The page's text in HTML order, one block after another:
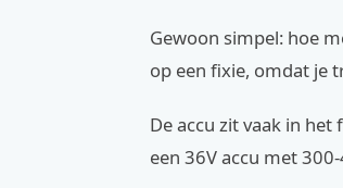
Gewoon simpel: hoe
op een fixie, omdat je
De accu zit vaak in
een 36V accu met